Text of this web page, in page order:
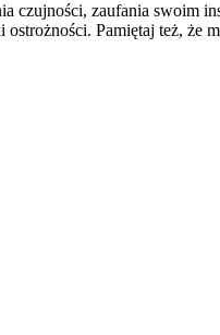
czujności, zaufania swoim
Pamiętaj też, że